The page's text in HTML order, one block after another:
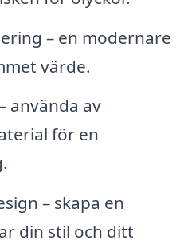
– en modernare
värde.
använda av
för en
– skapa en
din stil och ditt